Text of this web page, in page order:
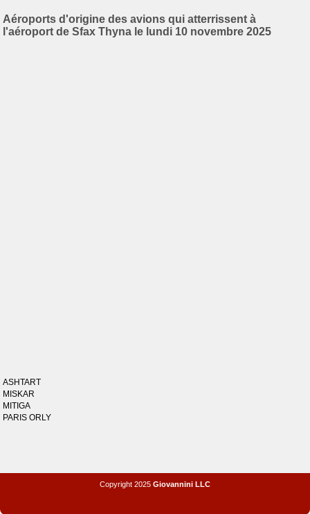
Aéroports d'origine des avions qui atterrissent à
l'aéroport de Sfax Thyna le lundi 10 novembre 2025
ASHTART
MISKAR
MITIGA
PARIS ORLY
Copyright 2025 Giovannini LLC